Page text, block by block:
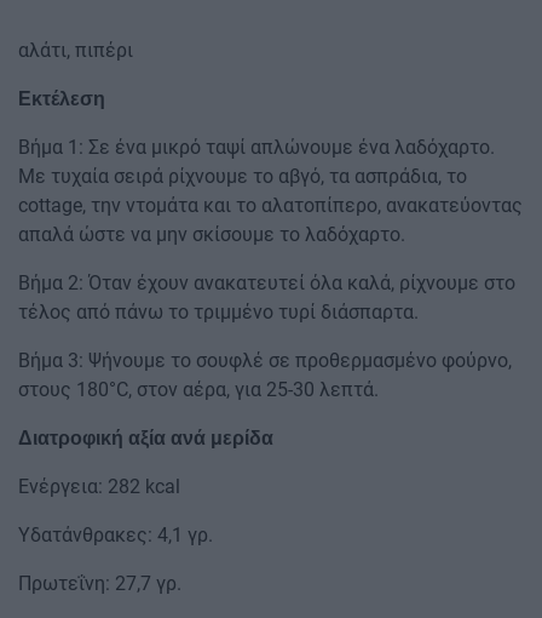
αλάτι, πιπέρι
Εκτέλεση
Βήμα 1: Σε ένα μικρό ταψί απλώνουμε ένα λαδόχαρτο.
Με τυχαία σειρά ρίχνουμε το αβγό, τα ασπράδια, το
cottage, την ντομάτα και το αλατοπίπερο, ανακατεύοντας
απαλά ώστε να μην σκίσουμε το λαδόχαρτο.
Βήμα 2: Όταν έχουν ανακατευτεί όλα καλά, ρίχνουμε στο
τέλος από πάνω το τριμμένο τυρί διάσπαρτα.
Βήμα 3: Ψήνουμε το σουφλέ σε προθερμασμένο φούρνο,
στους 180°C, στον αέρα, για 25-30 λεπτά.
Διατροφική αξία ανά μερίδα
Ενέργεια: 282 kcal
Υδατάνθρακες: 4,1 γρ.
Πρωτεΐνη: 27,7 γρ.